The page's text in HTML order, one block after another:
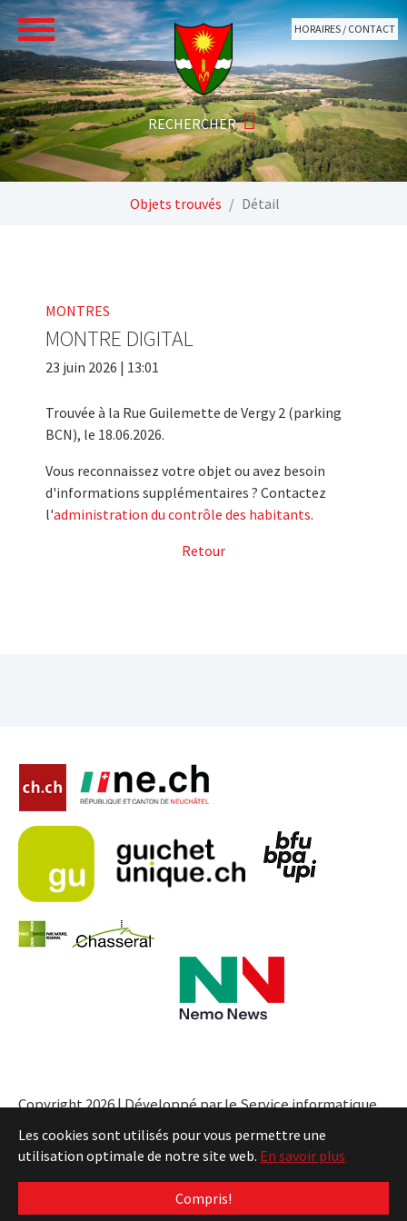
Les cookies sont utilisés pour vous permettre une
utilisation optimale de notre site web. En savoir plus
Compris!
Aller au contenu principal
HORAIRES / CONTACT
Objets trouvés Détail
MONTRES
MONTRE DIGITAL
23 juin 2026 | 13:01
Trouvée à la Rue Guilemette de Vergy 2 (parking
BCN), le 18.06.2026.
Vous reconnaissez votre objet ou avez besoin
d'informations supplémentaires ? Contactez
l'administration du contrôle des habitants.
Retour
Copyright 2026 | Développé par le Service informatique
de l'Entité neuchâteloise |